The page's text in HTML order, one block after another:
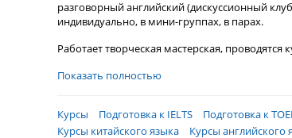
разговорный английский (дискуссионный
индивидуально, в мини-группах, в парах.
Работает творческая мастерская,
Показать полностью
Курсы Подготовка к IELTS Подготовка к
Курсы китайского языка
Курсы английского